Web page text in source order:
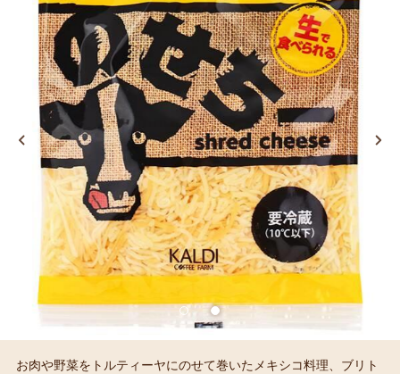
お肉や野菜をトルティーヤにのせて巻いたメキシコ料理、ブリト